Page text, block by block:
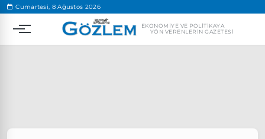
Cumartesi, 8 Ağustos 2026
EKONOMIYE VE POLITIKAYA
YÖN VERENLERIN GAZETESI